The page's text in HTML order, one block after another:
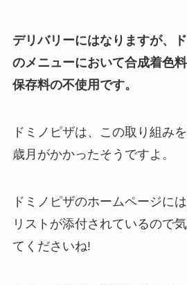
デリバリーにはなりますが、
のメニューにおいて合成着色
保存料の不使用です。
ドミノピザは、この取り組み
歳月がかかったそうですよ。
ドミノピザのホームページに
リストが添付されているので
てくださいね!